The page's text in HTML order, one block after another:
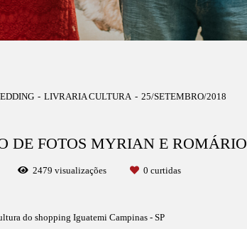
LIVRARIA CULTURA 25/SETEMBRO/2018
DE FOTOS MYRIAN E ROMÁRIO
2479 visualizações 0 curtidas
do shopping Iguatemi Campinas - SP